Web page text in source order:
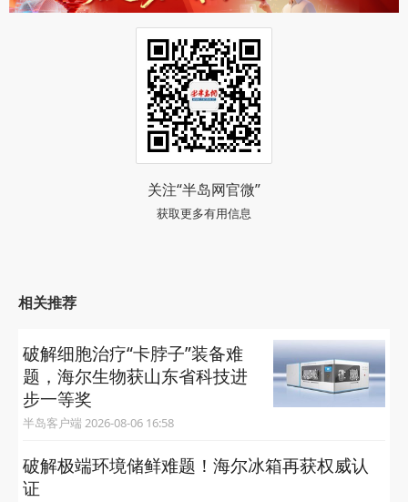
关注“半岛网官微”
获取更多有用信息
相关推荐
破解细胞治疗“卡脖子”装备难
题，海尔生物获山东省科技进
步一等奖
半岛客户端 2026-08-06 16:58
破解极端环境储鲜难题！海尔冰箱再获权威认
证